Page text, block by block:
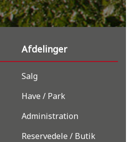
Afdelinger
Salg
Have / Park
Administration
Reservedele / Butik